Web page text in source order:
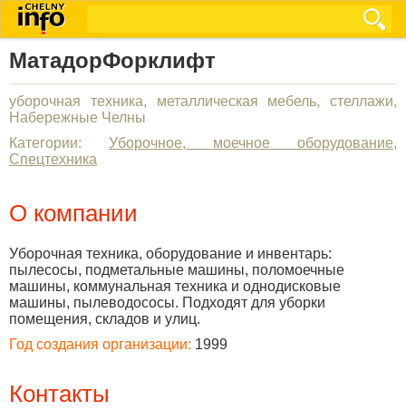
МатадорФорклифт
уборочная техника, металлическая мебель, стеллажи,
Набережные Челны
Категории: Уборочное, моечное оборудование,
Спецтехника
О компании
Уборочная техника, оборудование и инвентарь:
пылесосы, подметальные машины, поломоечные
машины, коммунальная техника и однодисковые
машины, пылеводососы. Подходят для уборки
помещения, складов и улиц.
Год создания организации: 1999
Контакты